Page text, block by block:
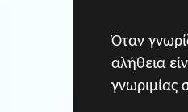
Όταν
αλήθεια
γνωριμίας